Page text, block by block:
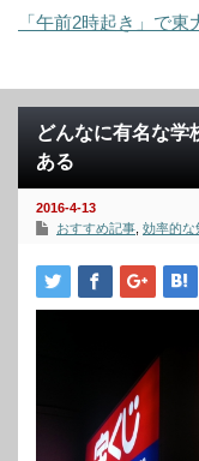
「午前2時起き」で
どんなに有名な学
ある
2016-4-13
おすすめ記事 効率的な